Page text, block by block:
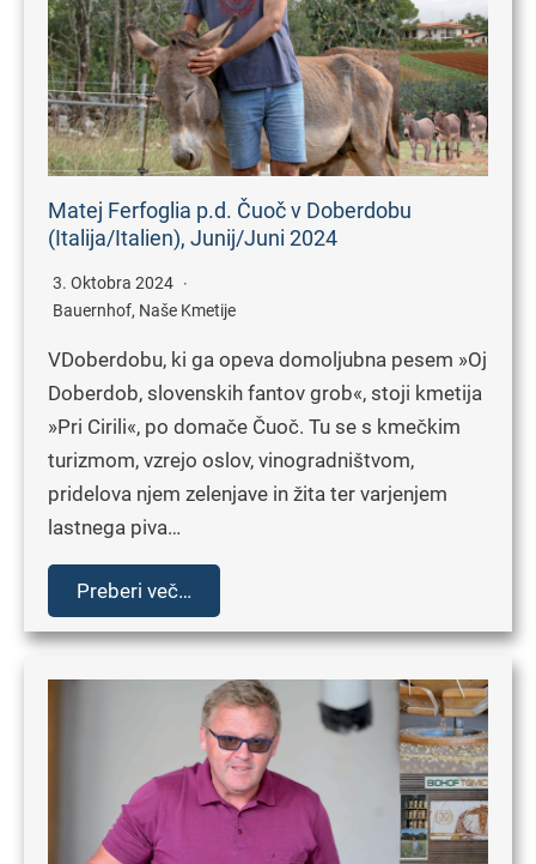
Matej Ferfoglia p.d. Čuoč v Doberdobu
(Italija/Italien), Junij/Juni 2024
3. Oktobra 2024
Bauernhof, Naše Kmetije
VDoberdobu, ki ga opeva domoljubna pesem »Oj
Doberdob, slovenskih fantov grob«, stoji kmetija
»Pri Cirili«, po domače Čuoč. Tu se s kmečkim
turizmom, vzrejo oslov, vinogradništvom,
pridelova njem zelenjave in žita ter varjenjem
lastnega piva…
Preberi več…